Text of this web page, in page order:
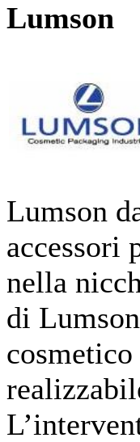
Lumson
Lumson
accessori
nella
di